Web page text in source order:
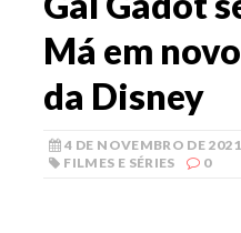
Má em
da Disney
4 DE NOVEMBRO DE 2021
FILMES E SÉRIES
0